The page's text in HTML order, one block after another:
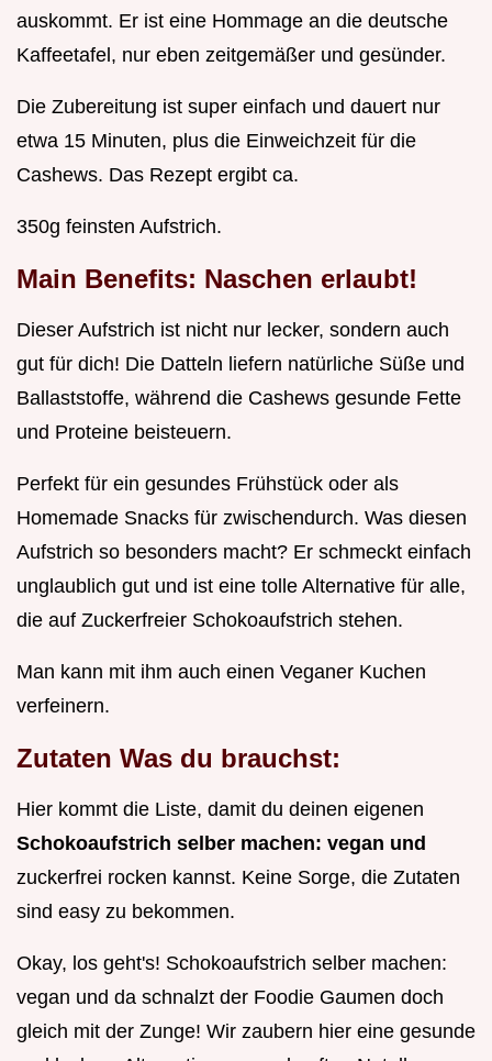
auskommt. Er ist eine Hommage an die deutsche
Kaffeetafel, nur eben zeitgemäßer und gesünder.
Die Zubereitung ist super einfach und dauert nur
etwa 15 Minuten, plus die Einweichzeit für die
Cashews. Das Rezept ergibt ca.
350g feinsten Aufstrich.
Main Benefits: Naschen erlaubt!
Dieser Aufstrich ist nicht nur lecker, sondern auch
gut für dich! Die Datteln liefern natürliche Süße und
Ballaststoffe, während die Cashews gesunde Fette
und Proteine beisteuern.
Perfekt für ein gesundes Frühstück oder als
Homemade Snacks für zwischendurch. Was diesen
Aufstrich so besonders macht? Er schmeckt einfach
unglaublich gut und ist eine tolle Alternative für alle,
die auf Zuckerfreier Schokoaufstrich stehen.
Man kann mit ihm auch einen Veganer Kuchen
verfeinern.
Zutaten Was du brauchst:
Hier kommt die Liste, damit du deinen eigenen
Schokoaufstrich selber machen: vegan und
zuckerfrei rocken kannst. Keine Sorge, die Zutaten
sind easy zu bekommen.
Okay, los geht's! Schokoaufstrich selber machen:
vegan und da schnalzt der Foodie Gaumen doch
gleich mit der Zunge! Wir zaubern hier eine gesunde